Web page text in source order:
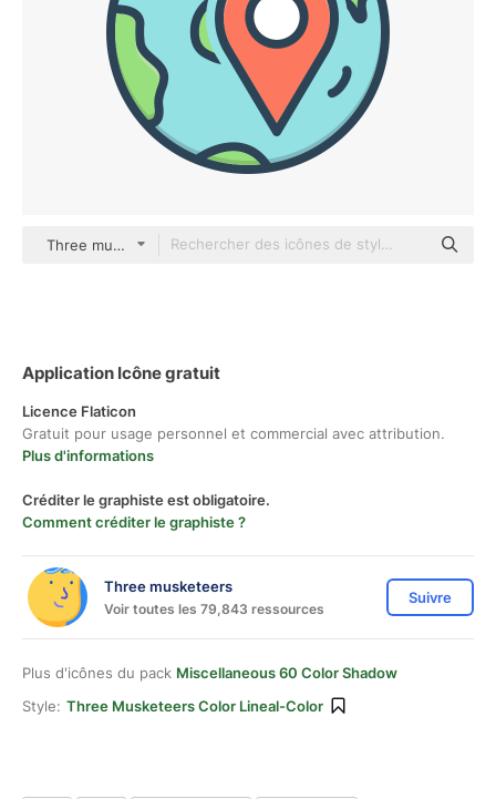
Three musketeers color lineal-color
Application Icône gratuit
Licence Flaticon
Gratuit pour usage personnel et commercial avec attribution.
Plus d'informations
Créditer le graphiste est obligatoire.
Comment créditer le graphiste ?
Three musketeers
Voir toutes les 79,843 ressources
Suivre
Plus d'icônes du pack Miscellaneous 60 Color Shadow
Style: Three Musketeers Color Lineal-Color